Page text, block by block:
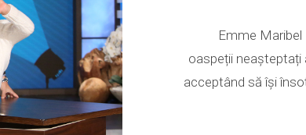
Emme
oaspeții neașteptați
acceptând să își